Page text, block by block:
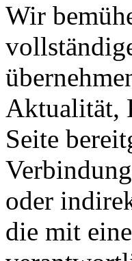
Wir
Aktualität,
Seite
oder
die mit